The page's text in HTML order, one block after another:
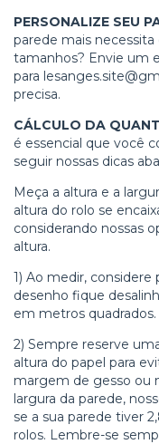
PERSONALIZE SEU
parede mais
tamanhos? Envie um
para
precisa.
CÁLCULO DA
é essencial que você
seguir nossas dicas
Meça a altura e a
altura do rolo se
considerando nossas
altura.
1) Ao medir, considere
desenho fique
em metros quadrados.
2) Sempre reserve
altura do papel para
margem de gesso ou
largura da parede,
se a sua parede tiver
rolos. Lembre-se